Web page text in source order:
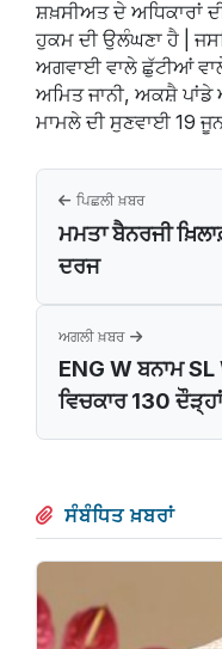
ਸ਼ਖ਼ਸੀਅਤ ਦੇ ਅਧਿਕਾਰਾਂ
ਹੁਕਮ ਦੀ ਉਲੰਘਣਾ ਹੈ |
ਅਗਵਾਈ ਵਾਲੇ ਛੁੱਟੀਆਂ
ਅਮਿਤ ਜਾਨੀ, ਅਕਸ਼ੈ ਪਾਂਡੇ
ਮਾਮਲੇ ਦੀ ਸੁਣਵਾਈ 19
ਪਿਛਲੀ ਖ਼ਬਰ
ਮਮਤਾ ਬੈਨਰਜੀ
ਦਰਜ
ਅਗਲੀ ਖ਼ਬਰ
ENG W ਬਨਾਮ
ਵਿਚਕਾਰ 130
ਸੰਬੰਧਿਤ ਖ਼ਬਰਾਂ